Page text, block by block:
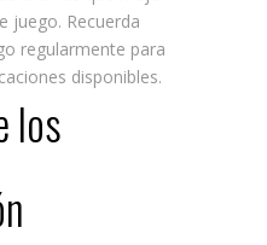
juego. Recuerda
regularmente para
disponibles.
los